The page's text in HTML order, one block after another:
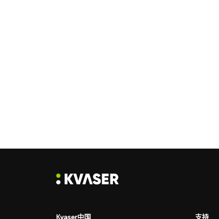
Kvaser中国 支持